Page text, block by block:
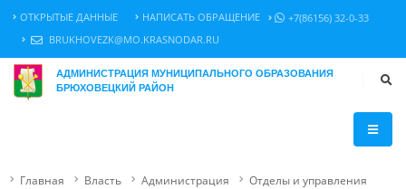
ОТКРЫТЫЕ ДАННЫЕ НАПИСАТЬ ОБРАЩЕНИЕ
+7(86156) 32-0-33
BRUKHOVEZK@MO.KRASNODAR.RU
АДМИНИСТРАЦИЯ МУНИЦИПАЛЬНОГО ОБРАЗОВАНИЯ
БРЮХОВЕЦКИЙ РАЙОН
Главная Власть Администрация Отделы и управления